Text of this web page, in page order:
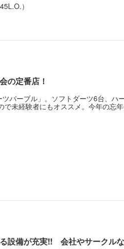
）
の定番店！
バーブル」。ソフトダーツ6台、ハ
未経験者にもオススメ。今年の忘年
設備が充実!! 会社やサークル